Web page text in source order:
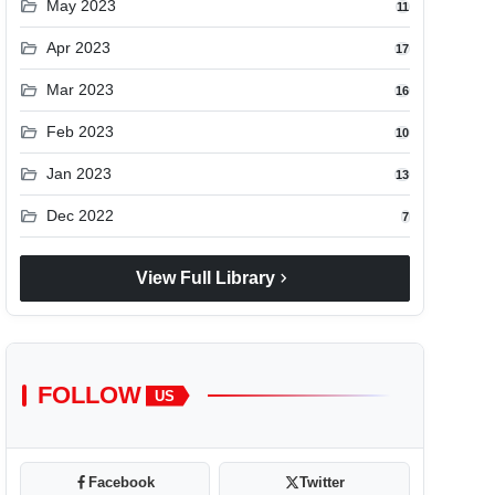
folder_open May 2023 11
folder_open Apr 2023 17
folder_open Mar 2023 16
folder_open Feb 2023 10
folder_open Jan 2023 13
folder_open Dec 2022 7
View Full Library chevron_right
FOLLOW US
Facebook Twitter